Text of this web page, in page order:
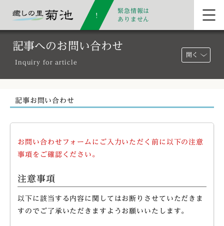
緊急情報は
ありません
記事へのお問い合わせ
Inquiry for article
開く
記事お問い合わせ
お問い合わせフォームにご入力いただく前に以下の注意
事項をご確認ください。
注意事項
以下に該当する内容に関してはお断りさせていただきま
すのでご了承いただきますようお願いいたします。